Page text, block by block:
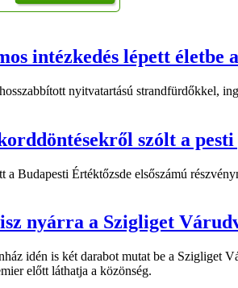
intézkedés lépett
nyitvatartású strandfürdőkkel,
szólt a
a Budapesti Értéktőzsde elsőszámú
nyárra a Szigliget
idén is két darabot mutat be a Szigliget
előtt láthatja a közönség.